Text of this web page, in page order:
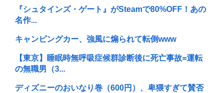
『シュタインズ・ゲート』がSteamで80%OFF！あの
名作...
キャンピングカー、強風に煽られて転倒www
【東京】睡眠時無呼吸症候群診断後に死亡事故=運転
の無職男（3...
ディズニーのおいなり巻（600円）、卑猥すぎて賛否